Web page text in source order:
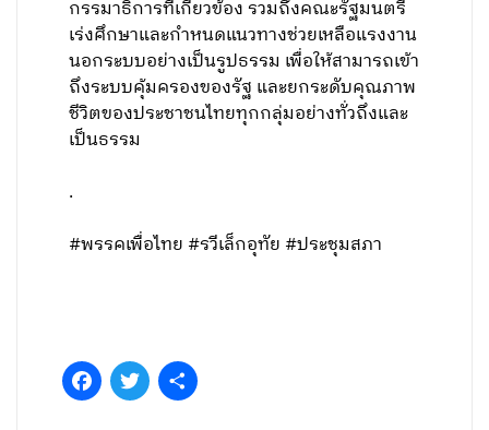
กรรมาธิการที่เกี่ยวข้อง รวมถึงคณะรัฐมนตรี
เร่งศึกษาและกำหนดแนวทางช่วยเหลือแรงงาน
นอกระบบอย่างเป็นรูปธรรม เพื่อให้สามารถเข้า
ถึงระบบคุ้มครองของรัฐ และยกระดับคุณภาพ
ชีวิตของประชาชนไทยทุกกลุ่มอย่างทั่วถึงและ
เป็นธรรม
.
#พรรคเพื่อไทย #รวีเล็กอุทัย #ประชุมสภา
FacebookTwitter